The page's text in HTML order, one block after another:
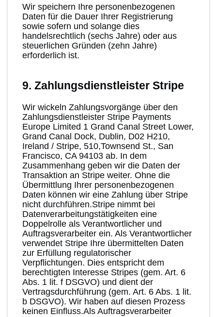
Wir speichern Ihre personenbezogenen
Daten für die Dauer Ihrer Registrierung
sowie sofern und solange dies
handelsrechtlich (sechs Jahre) oder aus
steuerlichen Gründen (zehn Jahre)
erforderlich ist.
9. Zahlungsdienstleister Stripe
Wir wickeln Zahlungsvorgänge über den
Zahlungsdienstleister Stripe Payments
Europe Limited 1 Grand Canal Street Lower,
Grand Canal Dock, Dublin, D02 H210,
Ireland / Stripe, 510,Townsend St., San
Francisco, CA 94103 ab. In dem
Zusammenhang geben wir die Daten der
Transaktion an Stripe weiter. Ohne die
Übermittlung Ihrer personenbezogenen
Daten können wir eine Zahlung über Stripe
nicht durchführen.Stripe nimmt bei
Datenverarbeitungstätigkeiten eine
Doppelrolle als Verantwortlicher und
Auftragsverarbeiter ein. Als Verantwortlicher
verwendet Stripe Ihre übermittelten Daten
zur Erfüllung regulatorischer
Verpflichtungen. Dies entspricht dem
berechtigten Interesse Stripes (gem. Art. 6
Abs. 1 lit. f DSGVO) und dient der
Vertragsdurchführung (gem. Art. 6 Abs. 1 lit.
b DSGVO). Wir haben auf diesen Prozess
keinen Einfluss.Als Auftragsverarbeiter